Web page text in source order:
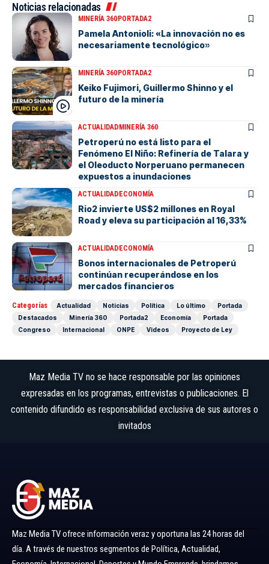
Noticias relacionadas
MINERÍA 360PORTADA2
Pamela Antonioli: «La innovación no es
necesariamente tecnológico»
MINERÍA 360PORTADA2
Keiko Fujimori, Guillermo Shinno y el
futuro de la minería
ACTUALIDADMINERÍA 360
Petroperú no está listo para el
Fenómeno El Niño: Refinería de Talara y
el Oleoducto Norperuano permanecen
expuestos a inundaciones
ACTUALIDADECONOMÍA
Rio2 invierte US$2 millones en Royal
Road y eleva su participación al 16,33%
ACTUALIDADECONOMÍA
Bonos internacionales de Petroperú
continúan recuperándose en los
mercados financieros
Categorías Actualidad Noticias Política Lo último
Portada
Destacados
Minería 360 Portada2 Economía
Portada
Congreso
Internacional ONPE Videos Proyecto de Ley
Maz Media TV no se hace responsable por las opiniones
expresadas en los programas, entrevistas o publicaciones. El
contenido difundido es responsabilidad exclusiva de sus autores o
invitados
Maz Media TV ofrece información veraz y oportuna las 24 horas del
día. A través de nuestros segmentos de Política, Actualidad,